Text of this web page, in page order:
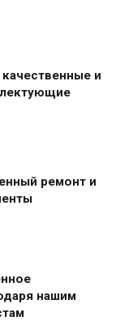
качественные и
ремонт и
нашим